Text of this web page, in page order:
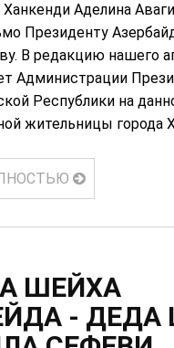
Аделина
Президенту
В редакцию нашего
Администрации
Республики на
жительницы города
ШЕЙХА
- ДЕДА